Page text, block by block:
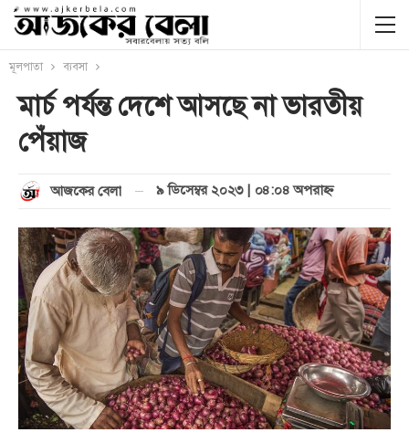
মূলপাতা ব্যবসা
মার্চ পর্যন্ত দেশে আসছে না ভারতীয়
পেঁয়াজ
আজকের বেলা ৯ ডিসেম্বর ২০২৩ | ০৪:০৪ অপরাহ্ণ